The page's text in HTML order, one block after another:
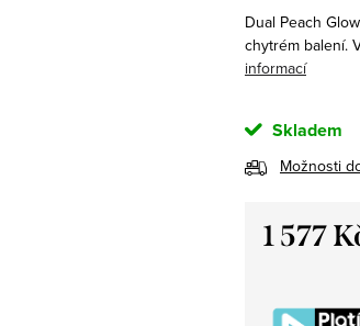
Dual Peach Glow
chytrém balení.
informací
Skladem
Možnosti
1 577